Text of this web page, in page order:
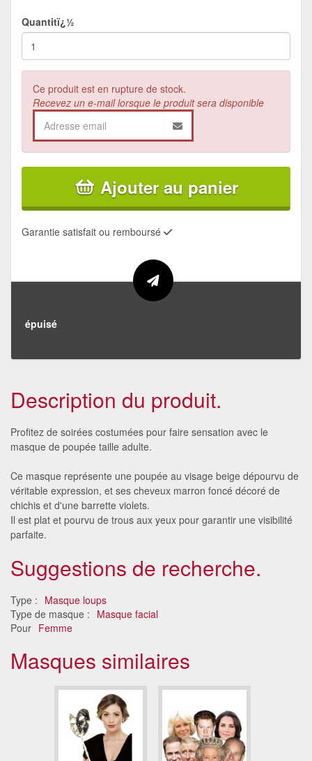
Quantitï¿½
Ce produit est en rupture de stock.
Recevez un e-mail lorsque le produit sera disponible
Ajouter au panier
Garantie satisfait ou remboursé
épuisé
Description du produit.
Profitez de soirées costumées pour faire sensation avec le
masque de poupée taille adulte.
Ce masque représente une poupée au visage beige dépourvu de
véritable expression, et ses cheveux marron foncé décoré de
chichis et d'une barrette violets.
Il est plat et pourvu de trous aux yeux pour garantir une visibilité
parfaite.
Suggestions de recherche.
Type : Masque loups
Type de masque : Masque facial
Pour Femme
Masques similaires